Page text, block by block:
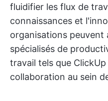
fluidifier les flux de
connaissances et
organisations peuvent
spécialisés de
travail tels que
collaboration au sein